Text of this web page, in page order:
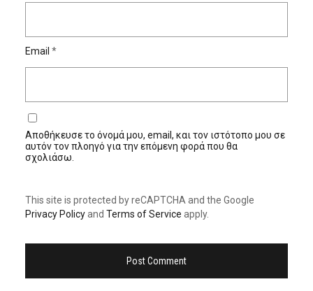
Email *
Αποθήκευσε το όνομά μου, email, και τον ιστότοπο μου σε
αυτόν τον πλοηγό για την επόμενη φορά που θα
σχολιάσω.
This site is protected by reCAPTCHA and the Google
Privacy Policyand Terms of Service apply.